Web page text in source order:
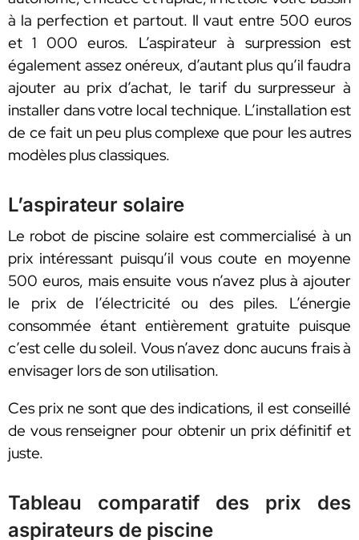
à la perfection et partout. Il vaut entre 500 euros
et 1 000 euros. L’aspirateur à surpression est
également assez onéreux, d’autant plus qu’il faudra
ajouter au prix d’achat, le tarif du surpresseur à
installer dans votre local technique. L’installation est
de ce fait un peu plus complexe que pour les autres
modèles plus classiques.
L’aspirateur solaire
Le robot de piscine solaire est commercialisé à un
prix intéressant puisqu’il vous coute en moyenne
500 euros, mais ensuite vous n’avez plus à ajouter
le prix de l’électricité ou des piles. L’énergie
consommée étant entièrement gratuite puisque
c’est celle du soleil. Vous n’avez donc aucuns frais à
envisager lors de son utilisation.
Ces prix ne sont que des indications, il est conseillé
de vous renseigner pour obtenir un prix définitif et
juste.
Tableau comparatif des prix des
aspirateurs de piscine